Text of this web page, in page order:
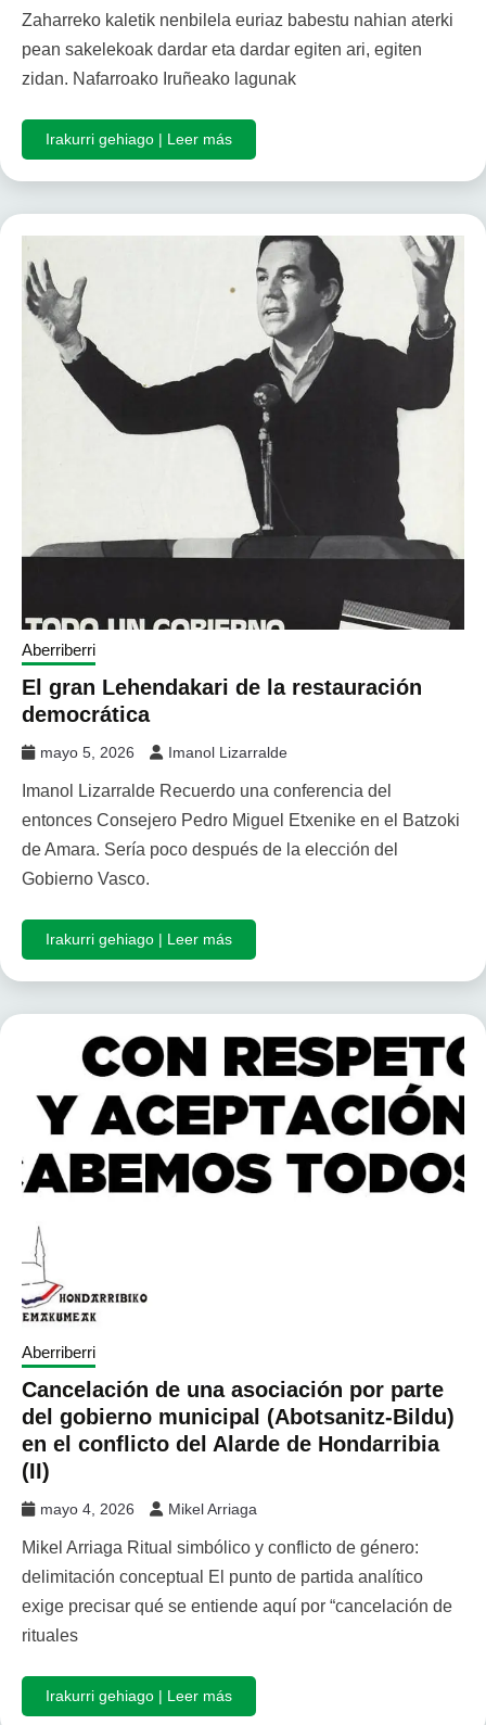
Zaharreko kaletik nenbilela euriaz babestu nahian aterki
pean sakelekoak dardar eta dardar egiten ari, egiten
zidan. Nafarroako Iruñeako lagunak
Irakurri gehiago | Leer más
Aberriberri
El gran Lehendakari de la restauración
democrática
mayo 5, 2026 Imanol Lizarralde
Imanol Lizarralde Recuerdo una conferencia del
entonces Consejero Pedro Miguel Etxenike en el Batzoki
de Amara. Sería poco después de la elección del
Gobierno Vasco.
Irakurri gehiago | Leer más
Aberriberri
Cancelación de una asociación por parte
del gobierno municipal (Abotsanitz-Bildu)
en el conflicto del Alarde de Hondarribia
(II)
mayo 4, 2026 Mikel Arriaga
Mikel Arriaga Ritual simbólico y conflicto de género:
delimitación conceptual El punto de partida analítico
exige precisar qué se entiende aquí por “cancelación de
rituales
Irakurri gehiago | Leer más